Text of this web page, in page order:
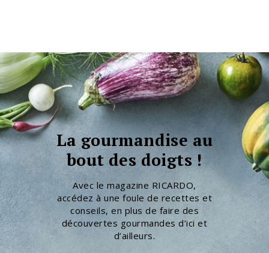
La gourmandise au
bout des doigts !
Avec le magazine RICARDO,
accédez à une foule de recettes et
conseils, en plus de faire des
découvertes gourmandes d’ici et
d’ailleurs.